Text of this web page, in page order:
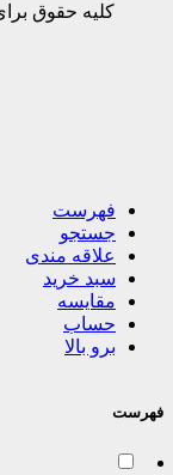
کلیه حقوق
فهرست
جستجو
علاقه مندی
سبد خرید
مقایسه
حساب
برو بالا
فهرست